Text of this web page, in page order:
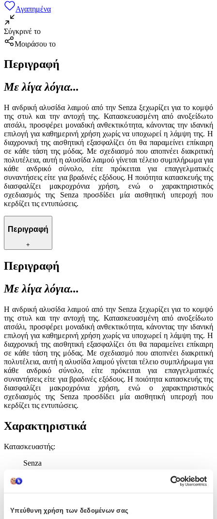
Υπεύθυνη χρήση των δεδομένων σας
Αγαπημένα
Σύγκρινέ το
Μοιράσου το
Περιγραφή
Με λίγα λόγια...
Η ανδρική αλυσίδα λαιμού από την Senza ξεχωρίζει για το κομψό
της στυλ και την αντοχή της. Κατασκευασμένη από ανοξείδωτο
ατσάλι, προσφέρει μοναδική ανθεκτικότητα, κάνοντας την ιδανική
επιλογή για καθημερινή χρήση χωρίς να υποχωρεί η λάμψη της. Η
διαχρονική της αισθητική εξασφαλίζει ότι θα παραμείνει επίκαιρη
σε κάθε τάση της μόδας. Με σχεδιασμό που αποπνέει διακριτική
πολυτέλεια, αυτή η αλυσίδα λαιμού γίνεται τέλειο συμπλήρωμα για
κάθε ανδρικό σύνολο, είτε πρόκειται για επαγγελματικές
συναντήσεις είτε για βραδινές εξόδους. Η ποιότητα κατασκευής της
διασφαλίζει μακροχρόνια χρήση, ενώ ο χαρακτηριστικός
σχεδιασμός της Senza προσδίδει μία αισθητική υπεροχή που
κερδίζει τις εντυπώσεις.
Περιγραφή
+
Περιγραφή
Με λίγα λόγια...
Η ανδρική αλυσίδα λαιμού από την Senza ξεχωρίζει για το κομψό
της στυλ και την αντοχή της. Κατασκευασμένη από ανοξείδωτο
ατσάλι, προσφέρει μοναδική ανθεκτικότητα, κάνοντας την ιδανική
επιλογή για καθημερινή χρήση χωρίς να υποχωρεί η λάμψη της. Η
διαχρονική της αισθητική εξασφαλίζει ότι θα παραμείνει επίκαιρη
σε κάθε τάση της μόδας. Με σχεδιασμό που αποπνέει διακριτική
πολυτέλεια, αυτή η αλυσίδα λαιμού γίνεται τέλειο συμπλήρωμα για
κάθε ανδρικό σύνολο, είτε πρόκειται για επαγγελματικές
συναντήσεις είτε για βραδινές εξόδους. Η ποιότητα κατασκευής της
διασφαλίζει μακροχρόνια χρήση, ενώ ο χαρακτηριστικός
σχεδιασμός της Senza προσδίδει μία αισθητική υπεροχή που
κερδίζει τις εντυπώσεις.
Χαρακτηριστικά
Κατασκευαστής:
Senza
Βασικά Χαρακτηριστικά
Ανοξείδωτο Ατσάλι